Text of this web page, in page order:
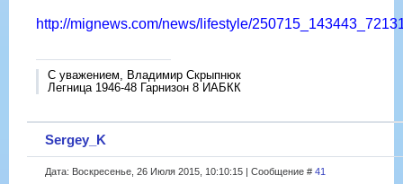
http://mignews.com/news/lifestyle/
С уважением, Владимир Скрыпнюк
Легница 1946-48 Гарнизон 8 ИАБКК
Sergey_K
Дата: Воскресенье, 26 Июля 2015, 10:10:15 | Сообщение # 41